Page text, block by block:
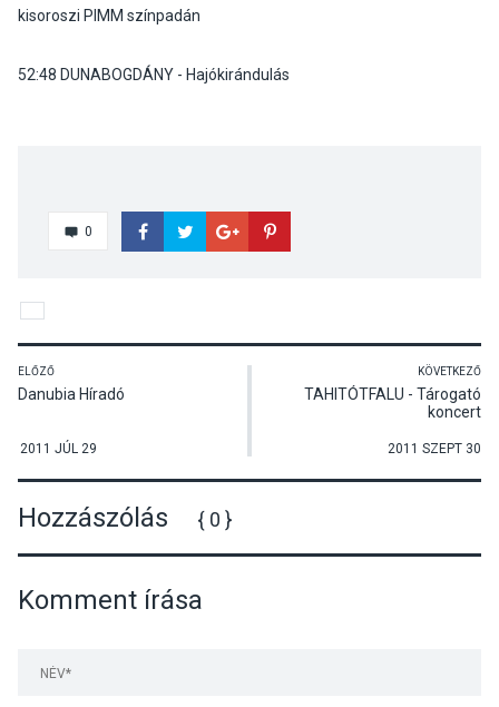
kisoroszi PIMM színpadán
52:48 DUNABOGDÁNY - Hajókirándulás
0
ELŐZŐ
Danubia Híradó
2011 JÚL 29
KÖVETKEZŐ
TAHITÓTFALU - Tárogató
koncert
2011 SZEPT 30
Hozzászólás { 0 }
Komment írása